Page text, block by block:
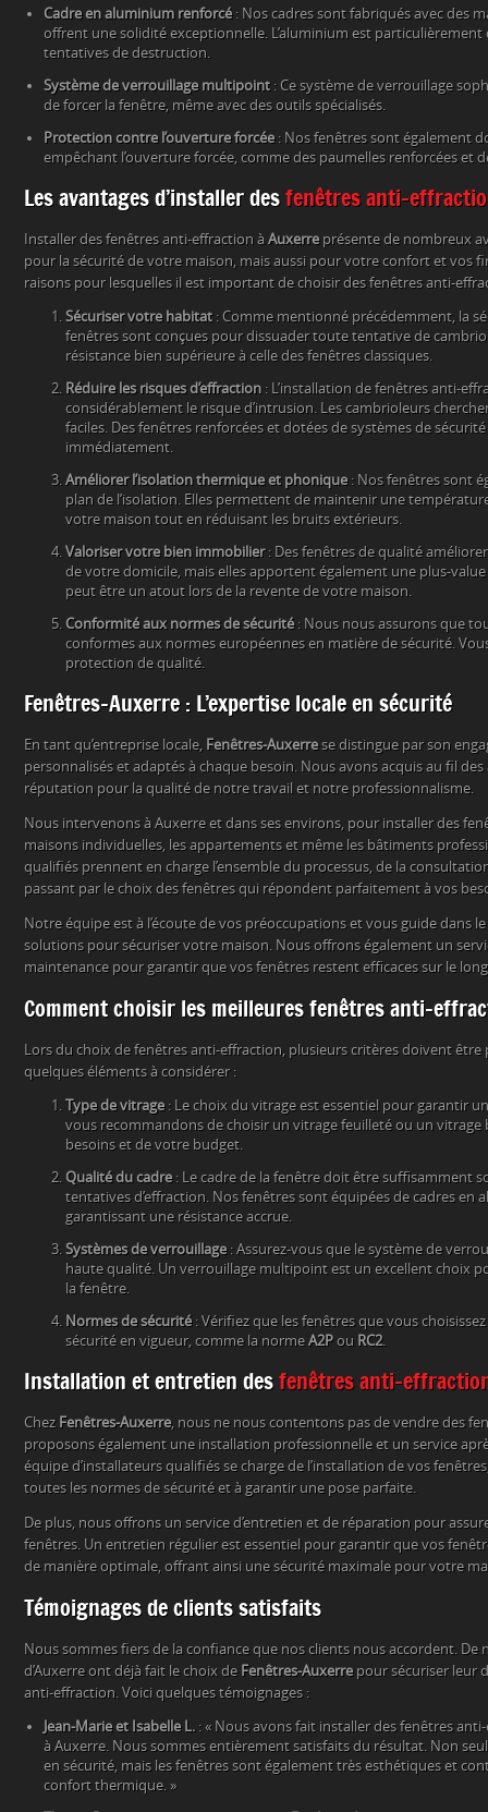
Cadre en aluminium renforcé: Nos cadres sont fabriqués avec des
offrent une solidité exceptionnelle. L’aluminium est
tentatives de destruction.
Système de verrouillage multipoint: Ce système de verrouillage
de forcer la fenêtre, même avec des outils spécialisés.
Protection contre l’ouverture forcée: Nos fenêtres sont également
empêchant l’ouverture forcée, comme des paumelles renforcées et
Les avantages d’installer desfenêtres anti-
Installer des fenêtres anti-effraction à Auxerreprésente de nombreux
pour la sécurité de votre maison, mais aussi pour votre confort et vos
raisons pour lesquelles il est important de choisir des fenêtres anti-
Sécuriser votre habitat: Comme mentionné précédemment, la
fenêtres sont conçues pour dissuader toute tentative de
résistance bien supérieure à celle des fenêtres classiques.
Réduire les risques d’effraction : L’installation de fenêtres anti-
considérablement le risque d’intrusion. Les cambrioleurs
faciles. Des fenêtres renforcées et dotées de systèmes de
immédiatement.
Améliorer l’isolation thermique et phonique: Nos fenêtres sont
plan de l’isolation. Elles permettent de maintenir une
votre maison tout en réduisant les bruits extérieurs.
Valoriser votre bien immobilier: Des fenêtres de qualité
de votre domicile, mais elles apportent également une plus-
peut être un atout lors de la revente de votre maison.
Conformité aux normes de sécurité: Nous nous assurons que
conformes aux normes européennes en matière de sécurité.
protection de qualité.
Fenêtres-Auxerre : L’expertise locale en sécurité
En tant qu’entreprise locale, Fenêtres-Auxerrese distingue par son
personnalisés et adaptés à chaque besoin. Nous avons acquis au fil
réputation pour la qualité de notre travail et notre professionnalisme.
Nous intervenons à Auxerre et dans ses environs, pour installer des
maisons individuelles, les appartements et même les bâtiments
qualifiés prennent en charge l’ensemble du processus, de la
passant par le choix des fenêtres qui répondent parfaitement à vos
Notre équipe est à l’écoute de vos préoccupations et vous guide dans
solutions pour sécuriser votre maison. Nous offrons également un
maintenance pour garantir que vos fenêtres restent efficaces sur le
Comment choisir les meilleures fenêtres anti-
Lors du choix de fenêtres anti-effraction, plusieurs critères doivent être
quelques éléments à considérer :
Type de vitrage: Le choix du vitrage est essentiel pour garantir
vous recommandons de choisir un vitrage feuilleté ou un vitrage
besoins et de votre budget.
Qualité du cadre: Le cadre de la fenêtre doit être suffisamment
tentatives d’effraction. Nos fenêtres sont équipées de cadres en
garantissant une résistance accrue.
Systèmes de verrouillage: Assurez-vous que le système de
haute qualité. Un verrouillage multipoint est un excellent choix
la fenêtre.
Normes de sécurité: Vérifiez que les fenêtres que vous
sécurité en vigueur, comme la norme A2P ou RC2.
Installation et entretien desfenêtres anti-
Chez Fenêtres-Auxerre, nous ne nous contentons pas de vendre des
proposons également une installation professionnelle et un service
équipe d’installateurs qualifiés se charge de l’installation de vos
toutes les normes de sécurité et à garantir une pose parfaite.
De plus, nous offrons un service d’entretien et de réparation pour
fenêtres. Un entretien régulier est essentiel pour garantir que vos
de manière optimale, offrant ainsi une sécurité maximale pour votre
Témoignages de clients satisfaits
Nous sommes fiers de la confiance que nos clients nous accordent.
d’Auxerre ont déjà fait le choix de Fenêtres-Auxerrepour sécuriser leur
anti-effraction. Voici quelques témoignages :
Jean-Marie et Isabelle L. : « Nous avons fait installer des fenêtres
à Auxerre. Nous sommes entièrement satisfaits du résultat. Non
en sécurité, mais les fenêtres sont également très esthétiques et
confort thermique. »